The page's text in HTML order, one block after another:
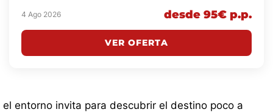
4 Ago 2026 desde 95€ p.p.
VER OFERTA
el entorno invita para descubrir el destino poco a